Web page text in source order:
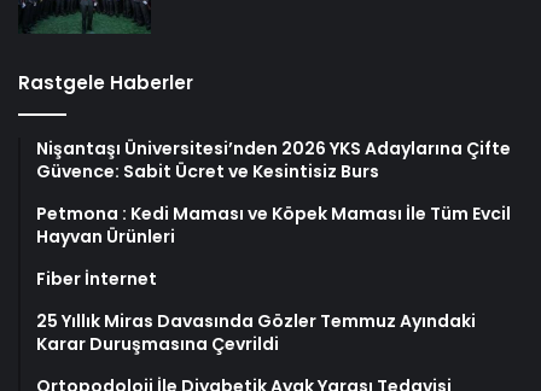
Rastgele Haberler
Nişantaşı Üniversitesi’nden 2026 YKS Adaylarına Çifte
Güvence: Sabit Ücret ve Kesintisiz Burs
Petmona : Kedi Maması ve Köpek Maması İle Tüm Evcil
Hayvan Ürünleri
Fiber İnternet
25 Yıllık Miras Davasında Gözler Temmuz Ayındaki
Karar Duruşmasına Çevrildi
Ortopodoloji İle Diyabetik Ayak Yarası Tedavisi